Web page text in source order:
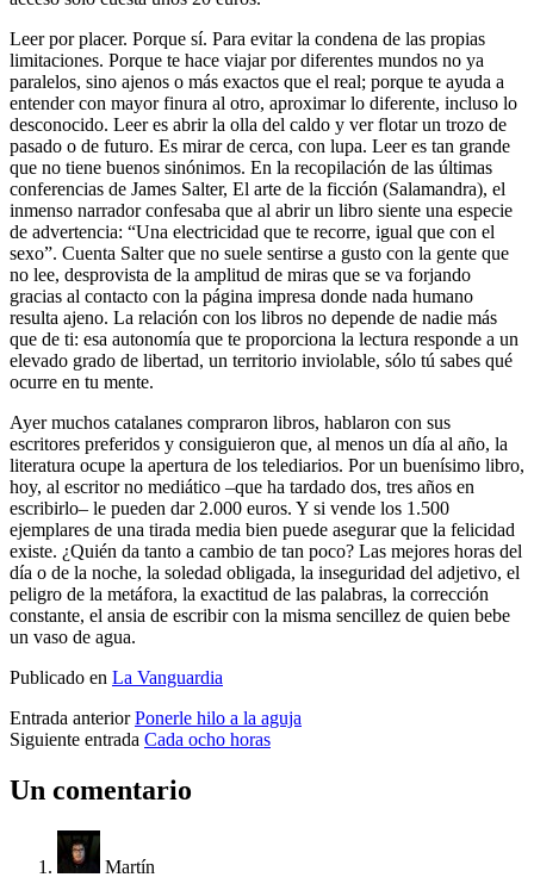
Leer por placer. Porque sí. Para evitar la condena de las propias
limitaciones. Porque te hace viajar por diferentes mundos no ya
paralelos, sino ajenos o más exactos que el real; porque te ayuda a
entender con mayor finura al otro, aproximar lo diferente, incluso lo
desconocido. Leer es abrir la olla del caldo y ver flotar un trozo de
pasado o de futuro. Es mirar de cerca, con lupa. Leer es tan grande
que no tiene buenos sinónimos. En la recopilación de las últimas
conferencias de James Salter, El arte de la ficción (Salamandra), el
inmenso narrador confesaba que al abrir un libro siente una especie
de advertencia: “Una electricidad que te recorre, igual que con el
sexo”. Cuenta Salter que no suele sentirse a gusto con la gente que
no lee, desprovista de la amplitud de miras que se va for­jando
gracias al contacto con la página impresa donde nada humano
resulta ajeno. La relación con los libros no depende de nadie más
que de ti: esa autonomía que te proporciona la lectura responde a un
elevado grado de libertad, un territorio inviolable, sólo tú sabes qué
ocurre en tu mente.
Ayer muchos catalanes compraron libros, hablaron con sus
escritores preferidos y consiguieron que, al menos un día al año, la
literatura ocupe la apertura de los telediarios. Por un buenísimo libro,
hoy, al escritor no mediático –que ha tardado dos, tres años en
escribirlo– le pueden dar 2.000 euros. Y si vende los 1.500
ejemplares de una tirada media bien puede asegurar que la felicidad
existe. ¿Quién da tanto a cambio de tan poco? Las mejores horas del
día o de la noche, la soledad obligada, la inseguridad del adjetivo, el
peligro de la metáfora, la exactitud de las palabras, la corrección
constante, el ansia de escribir con la misma sencillez de quien bebe
un vaso de agua.
Publicado en La Vanguardia
Entrada anterior Ponerle hilo a la aguja
Siguiente entrada Cada ocho horas
Un comentario
Martín